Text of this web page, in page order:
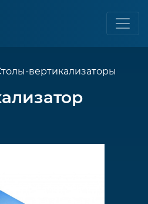
вертикализаторы